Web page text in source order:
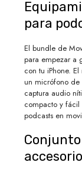
para
El bundle de
para empezar a
con tu iPhone.
un micrófono
captura audio
compacto y fácil
podcasts en